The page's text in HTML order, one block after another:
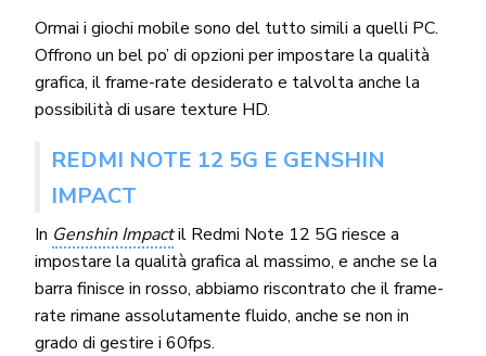
Ormai i giochi mobile sono del tutto simili a quelli PC.
Offrono un bel po’ di opzioni per impostare la qualità
grafica, il frame-rate desiderato e talvolta anche la
possibilità di usare texture HD.
REDMI NOTE 12 5G E GENSHIN
IMPACT
In Genshin Impactil Redmi Note 12 5G riesce a
impostare la qualità grafica al massimo, e anche se la
barra finisce in rosso, abbiamo riscontrato che il frame-
rate rimane assolutamente fluido, anche se non in
grado di gestire i 60fps.